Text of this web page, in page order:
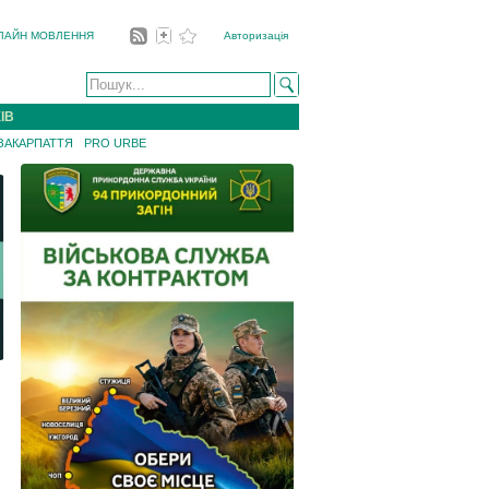
МОВЛЕННЯ
Авторизація
PRO URBE